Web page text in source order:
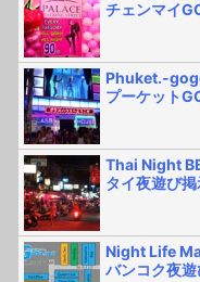
チェンマイ
Phuket.-
プーケット
Thai Night
タイ夜遊び掲
Night Life
バンコク夜